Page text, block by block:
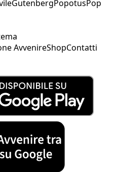
GutenbergPopotusPop
AvvenireShopContatti